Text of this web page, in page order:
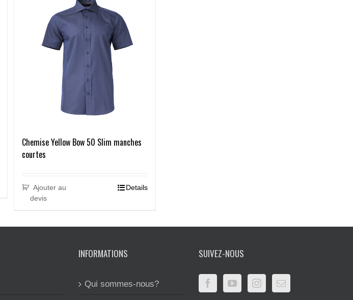
Chemise Yellow Bow 50 Slim manches
courtes
Ajouter au
devis
Details
INFORMATIONS
Qui sommes-nous?
SUIVEZ-NOUS